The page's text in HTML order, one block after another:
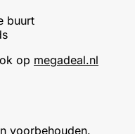
buurt
op megadeal.nl
voorbehouden.